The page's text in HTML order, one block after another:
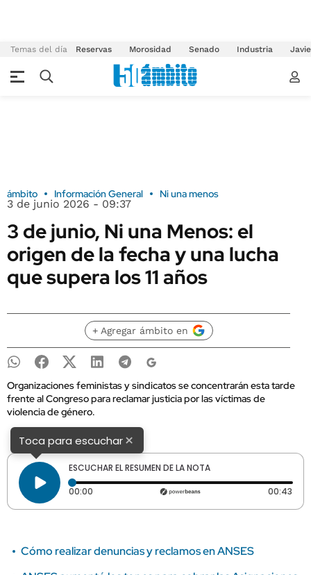
Temas del día Reservas Morosidad Senado Industria
ámbito Información General Ni una menos
3 de junio 2026 - 09:37
3 de junio, Ni una Menos: el
origen de la fecha y una lucha
que supera los 11 años
+ Agregar ámbito en
Organizaciones feministas y sindicatos se concentrarán esta tarde
frente al Congreso para reclamar justicia por las víctimas de
violencia de género.
Toca para escuchar×
ESCUCHAR EL RESUMEN DE LA NOTA
00:00 Tiempo transcurrido: 0 segundos 00:43
Cómo realizar denuncias y reclamos en ANSES